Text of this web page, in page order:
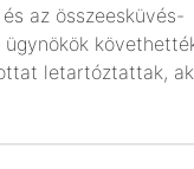
az összeesküvés-
letartóztattak,